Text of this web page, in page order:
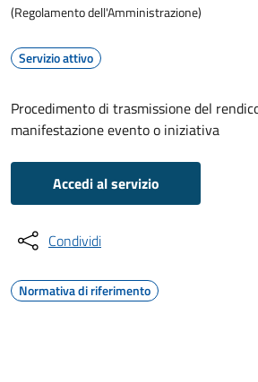
(Regolamento dell'Amministrazione)
Servizio attivo
Procedimento di trasmissione del
manifestazione evento o iniziativa
Accedi al servizio
Condividi
Normativa di riferimento